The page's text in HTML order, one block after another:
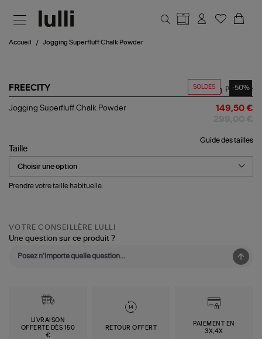
Accueil Jogging Superfluff Chalk Powder
SOLDES -50%
FREECITY
Jogging
Partager
Jogging Superfluff Chalk Powder 149,50 €
Guide des tailles
Taille
Prendre votre taille habituelle.
VOTRE CONSEILLÈRE LULLI
Une question sur ce produit ?
LIVRAISON
OFFERTE DÈS 150
€
RETOUR OFFERT
PAIEMENT EN
3X,4X